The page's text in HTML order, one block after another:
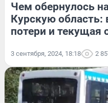
Чем обернулось
Курскую область:
потери и текущая
3 сентября, 2024, 18:18 2